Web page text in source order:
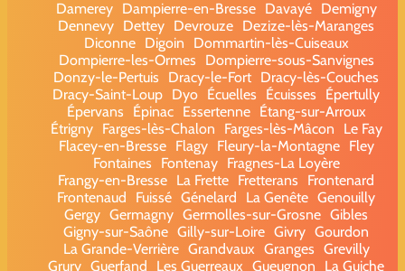
Damerey Dampierre-en-Bresse Davayé
Demigny
Dennevy Dettey Devrouze Dezize-lès-Maranges
Diconne
Digoin
Dommartin-lès-Cuiseaux
Dompierre-les-Ormes
Dompierre-sous-Sanvignes
Donzy-le-Pertuis
Dracy-le-Fort Dracy-lès-Couches
Dracy-Saint-Loup Dyo Écuelles Écuisses
Épertully
Épervans
Épinac Essertenne
Étang-sur-Arroux
Étrigny
Farges-lès-Chalon Farges-lès-Mâcon
Le Fay
Flacey-en-Bresse
Flagy Fleury-la-Montagne
Fley
Fontaines
Fontenay
Fragnes-La Loyère
Frangy-en-Bresse La Frette Fretterans
Frontenard
Frontenaud
Fuissé Génelard La Genête Genouilly
Gergy Germagny Germolles-sur-Grosne Gibles
Gigny-sur-Saône Gilly-sur-Loire Givry Gourdon
La Grande-Verrière Grandvaux Granges Grevilly
Grury Guerfand Les Guerreaux Gueugnon
La Guiche